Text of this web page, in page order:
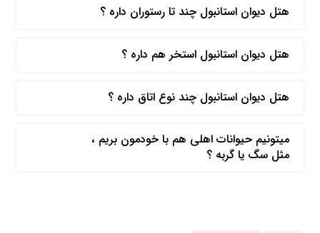
هتل دیوان استانبول چند تا رستوران داره ؟
هتل دیوان استانبول استخر هم داره ؟
هتل دیوان استانبول چند نوع اتاق داره ؟
میتونیم حیوانات اهلی هم با خودمون بریم ،
مثل سگ یا گربه ؟